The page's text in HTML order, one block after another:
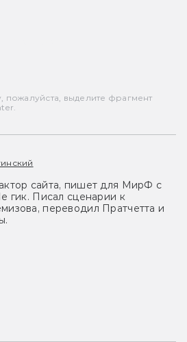
пожалуйста, выделите фрагмент
сайта, пишет для МирФ с
гик. Писал сценарии к
переводил Пратчетта и